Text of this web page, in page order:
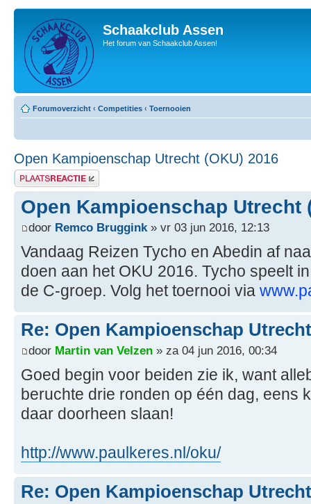
Schaakclub Assen
Het forum van Schaakclub Assen!
Forumoverzicht ‹ Competities ‹ Toernooien
Open Kampioenschap Utrecht (OKU) 2016
Plaats een reactie
Open Kampioenschap Utrecht
door Remco Bruggink» vr 03 jun 2016, 12:13
Vandaag Reizen Tycho en Abedin af
doen aan het OKU 2016. Tycho speelt
de C-groep. Volg het toernooi via
Re: Open Kampioenschap
door Martin van Velzen » za 04 jun 2016, 00:34
Goed begin voor beiden zie ik, want
beruchte drie ronden op één dag, eens
daar doorheen slaan!
http://www.paulkeres.nl/oku/
Re: Open Kampioenschap